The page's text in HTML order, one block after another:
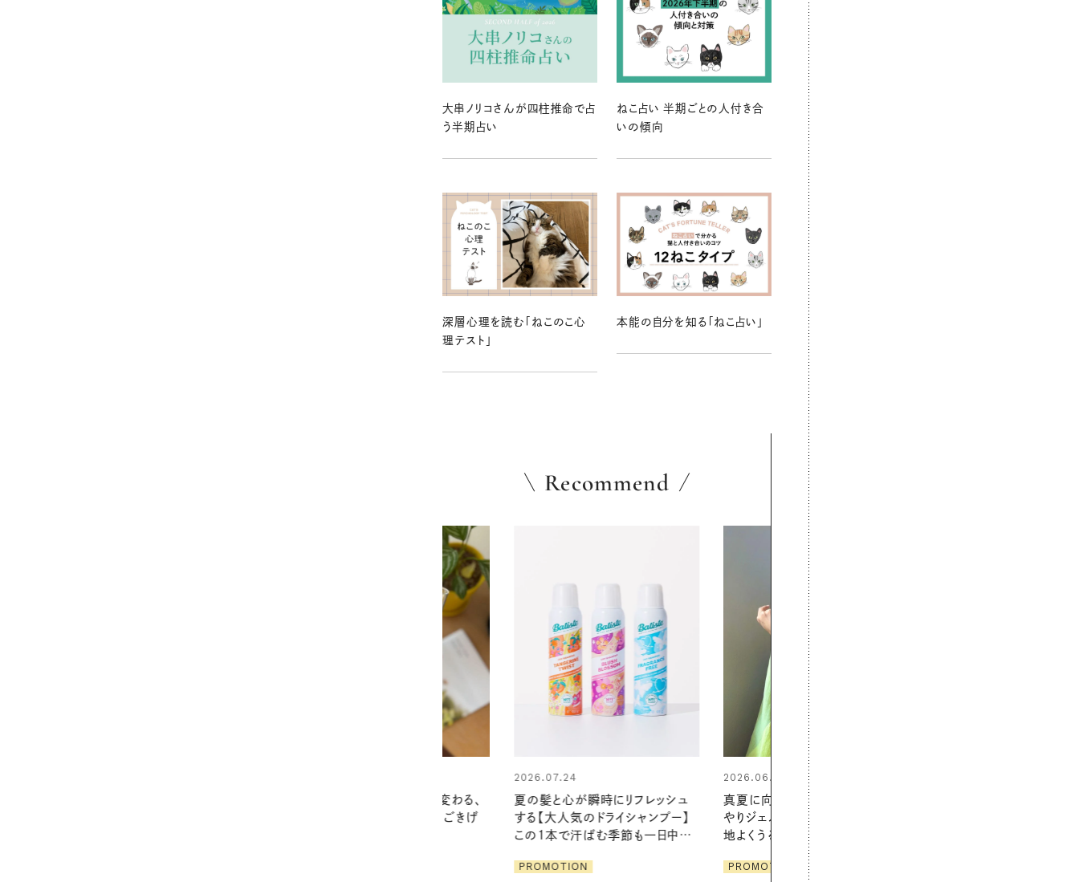
大串ノリコさんが四柱推命で占
う半期占い
ねこ占い 半期ごとの人付き合
いの傾向
深層心理を読む「ねこのこ心
理テスト」
本能の自分を知る「ねこ占い」
Recommend
夏の髪と心が瞬時にリフレッシュ
する【大人気のドライシャンプー】
2026.06.01
真夏に向けて、ハーブが香るひん
やりジェルと出合う。暑い季節に心
地よくうるおう、軽やかなボディケ
PROMOTION
2026.06.01
暑い夏のナイトルーティン。私を整
える夜の爽やかご褒美ケア